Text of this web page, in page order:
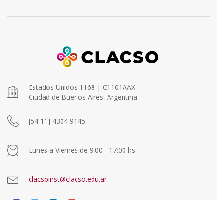
Estados Unidos 1168 | C1101AAX
Ciudad de Buenos Aires, Argentina
[54 11] 4304 9145
Lunes a Viernes de 9:00 - 17:00 hs
clacsoinst@clacso.edu.ar